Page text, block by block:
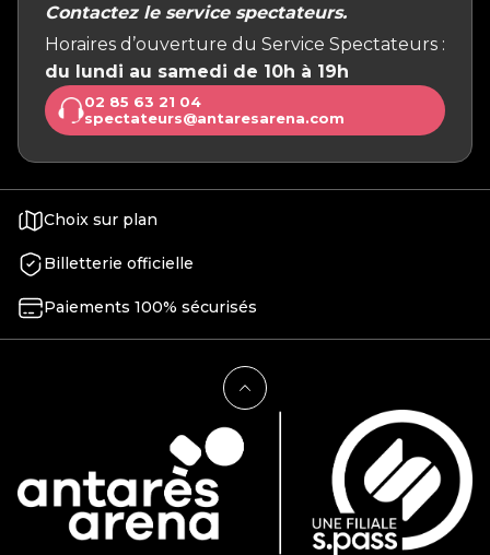
Contactez le service spectateurs.
Horaires d’ouverture du Service Spectateurs :
du lundi au samedi de 10h à 19h
02 85 63 21 04
spectateurs@antaresarena.com
Choix sur plan
Billetterie officielle
Paiements 100% sécurisés